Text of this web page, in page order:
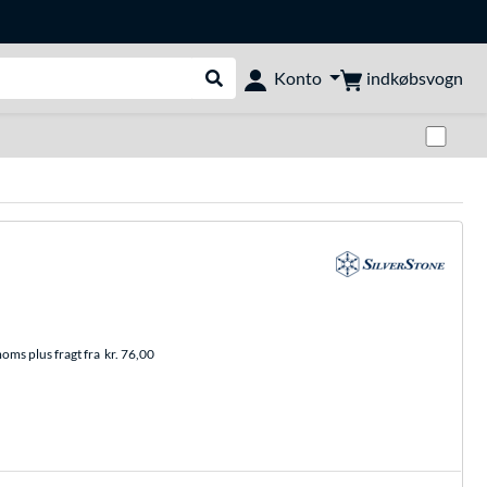
Udfør søgning
Konto indkøbsvogn
plus fragt fra kr. 76,00